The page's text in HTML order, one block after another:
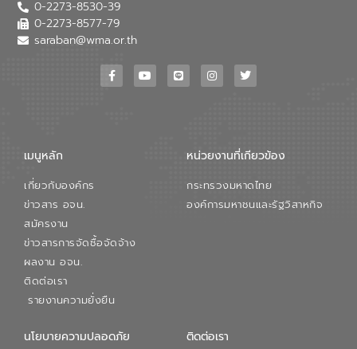
0-2273-8530-39
0-2273-8577-79
saraban@wma.or.th
เมนูหลัก
เกี่ยวกับองค์กร
ข่าวสาร อจน.
สมัครงาน
ข่าวสารการจัดซื้อจัดจ้าง
ผลงาน อจน.
ติดต่อเรา
รายงานความยั่งยืน
หน่วยงานที่เกียวข้อง
กระทรวงมหาดไทย
องค์การมหาชนและรัฐวิสาหกิจ
นโยบายความปลอดภัย ติดต่อเรา